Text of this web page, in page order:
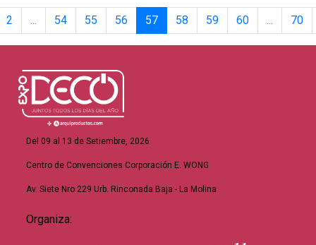
2 54 55 56 57 58 59 60 70
Del 09 al 13 de Setiembre, 2026
Centro de Convenciones Corporación E. WONG
Av. Siete Nro 229 Urb. Rinconada Baja - La Molina
Organiza: